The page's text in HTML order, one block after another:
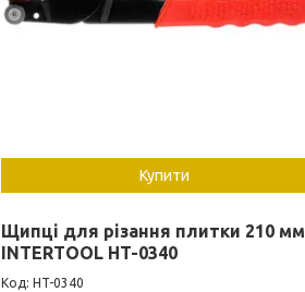
Купити
Щипці для різання плитки 210 мм
INTERTOOL HT-0340
HT-0340